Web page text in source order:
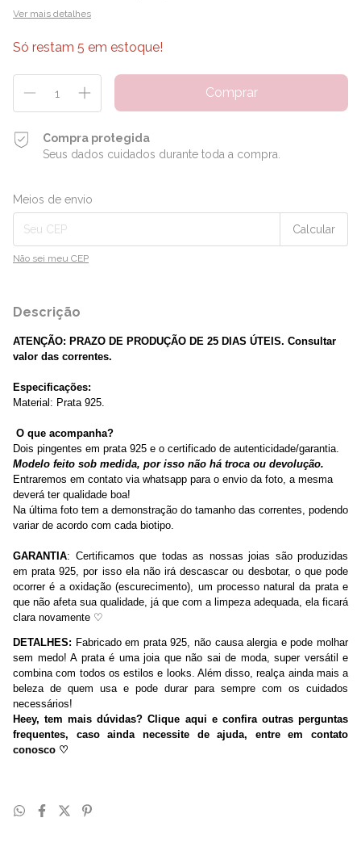
Ver mais detalhes
Só restam 5 em estoque!
Compra protegida
Seus dados cuidados durante toda a compra.
Entregas para o CEP:
Meios de envio
Calcular
Não sei meu CEP
Descrição
ATENÇÃO: PRAZO DE PRODUÇÃO DE 25 DIAS ÚTEIS. Consultar
valor das correntes.
Especificações:
Material: Prata 925.
O que acompanha?
Dois pingentes em prata 925 e o certificado de autenticidade/garantia.
Modelo feito sob medida, por isso não há troca ou devolução.
Entraremos em contato via whatsapp para o envio da foto, a mesma
deverá ter qualidade boa!
Na última foto tem a demonstração do tamanho das correntes, podendo
variar de acordo com cada biotipo.
GARANTIA: Certificamos que todas as nossas joias são produzidas
em prata 925, por isso ela não irá descascar ou desbotar, o que pode
ocorrer é a oxidação (escurecimento), um processo natural da prata e
que não afeta sua qualidade, já que com a limpeza adequada, ela ficará
clara novamente ♡
DETALHES: Fabricado em prata 925, não causa alergia e pode molhar
sem medo! A prata é uma joia que não sai de moda, super versátil e
combina com todos os estilos e looks. Além disso, realça ainda mais a
beleza de quem usa e pode durar para sempre com os cuidados
necessários!
Heey, tem mais dúvidas? Clique aqui e confira outras perguntas
frequentes, caso ainda necessite de ajuda, entre em contato
conosco ♡